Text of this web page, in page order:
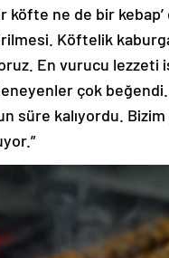
köfte ne de bir
Köftelik
En vurucu lezzeti
çok
süre kalıyordu.